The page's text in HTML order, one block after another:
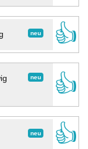
neu
👍
neu
👍
neu
👍